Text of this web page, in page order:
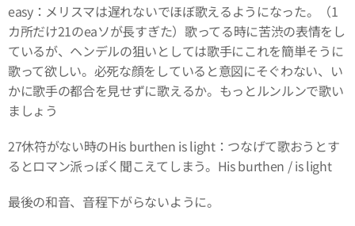
easy：メリスマは遅れないでほぼ歌えるようになった。（1
カ所だけ21のeaソが長すぎた）歌ってる時に苦渋の表情をし
ているが、ヘンデルの狙いとしては歌手にこれを簡単そうに
歌って欲しい。必死な顔をしていると意図にそぐわない、い
かに歌手の都合を見せずに歌えるか。もっとルンルンで歌い
ましょう
27休符がない時のHis burthen is light：つなげて歌おうとす
るとロマン派っぽく聞こえてしまう。His burthen / is light
最後の和音、音程下がらないように。